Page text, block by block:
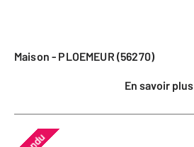
Maison - PLOEMEUR (56270)
En savoir plus